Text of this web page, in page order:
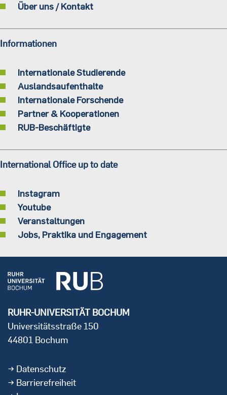
Über uns / Kontakt
Informationen
Internationale Studierende
Auslandsaufenthalte
Internationale Forschende
Partner & Kooperationen
RUB-Beschäftigte
International Office up to date
Instagram
Youtube
Veranstaltungen
Jobs, Praktika und Engagement
RUHR-UNIVERSITÄT BOCHUM
Universitätsstraße 150
44801 Bochum
Datenschutz
Barrierefreiheit